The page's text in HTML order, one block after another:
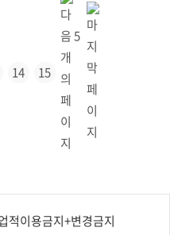
농정착지원 신청서 1부. 끝.
14 15